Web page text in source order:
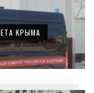
КРЫМА